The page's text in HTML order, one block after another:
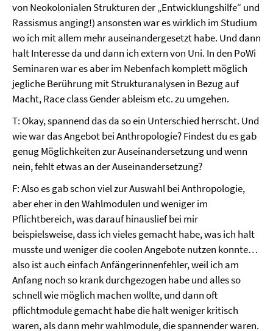
von Neokolonialen Strukturen der „Entwicklungshilfe“ und
Rassismus anging!) ansonsten war es wirklich im Studium
wo ich mit allem mehr auseinandergesetzt habe. Und dann
halt Interesse da und dann ich extern von Uni. In den PoWi
Seminaren war es aber im Nebenfach komplett möglich
jegliche Berührung mit Strukturanalysen in Bezug auf
Macht, Race class Gender ableism etc. zu umgehen.
T: Okay, spannend das da so ein Unterschied herrscht. Und
wie war das Angebot bei Anthropologie? Findest du es gab
genug Möglichkeiten zur Auseinandersetzung und wenn
nein, fehlt etwas an der Auseinandersetzung?
F: Also es gab schon viel zur Auswahl bei Anthropologie,
aber eher in den Wahlmodulen und weniger im
Pflichtbereich, was darauf hinauslief bei mir
beispielsweise, dass ich vieles gemacht habe, was ich halt
musste und weniger die coolen Angebote nutzen konnte…
also ist auch einfach Anfängerinnenfehler, weil ich am
Anfang noch so krank durchgezogen habe und alles so
schnell wie möglich machen wollte, und dann oft
pflichtmodule gemacht habe die halt weniger kritisch
waren, als dann mehr wahlmodule, die spannender waren.